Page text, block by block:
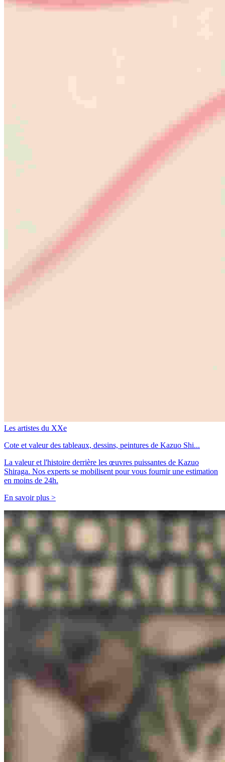
Les artistes du XXe
Cote et valeur des tableaux, dessins, peintures de Kazuo Shi...
La valeur et l'histoire derrière les œuvres puissantes de Kazuo
Shiraga. Nos experts se mobilisent pour vous fournir une estimation
en moins de 24h.
En savoir plus >